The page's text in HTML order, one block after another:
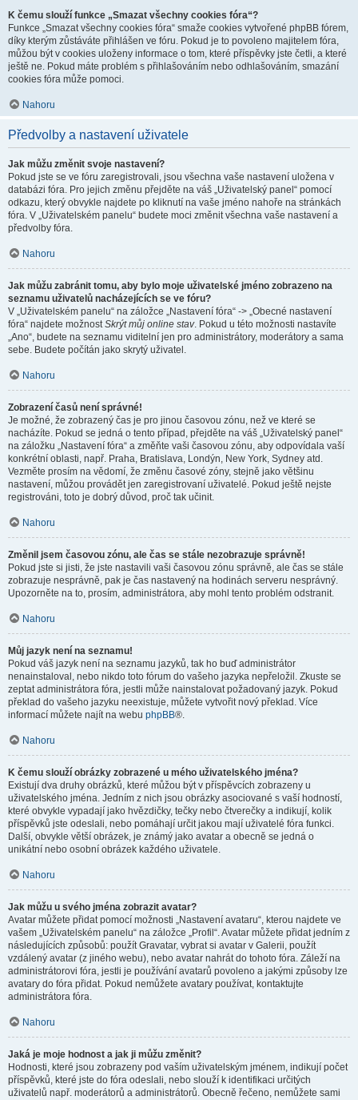
K čemu slouží funkce „Smazat všechny cookies fóra“?
Funkce „Smazat všechny cookies fóra“ smaže cookies vytvořené phpBB fórem,
díky kterým zůstáváte přihlášen ve fóru. Pokud je to povoleno majitelem fóra,
můžou být v cookies uloženy informace o tom, které příspěvky jste četli, a které
ještě ne. Pokud máte problém s přihlašováním nebo odhlašováním, smazání
cookies fóra může pomoci.
Nahoru
Předvolby a nastavení uživatele
Jak můžu změnit svoje nastavení?
Pokud jste se ve fóru zaregistrovali, jsou všechna vaše nastavení uložena v
databázi fóra. Pro jejich změnu přejděte na váš „Uživatelský panel“ pomocí
odkazu, který obvykle najdete po kliknutí na vaše jméno nahoře na stránkách
fóra. V „Uživatelském panelu“ budete moci změnit všechna vaše nastavení a
předvolby fóra.
Nahoru
Jak můžu zabránit tomu, aby bylo moje uživatelské jméno zobrazeno na
seznamu uživatelů nacházejících se ve fóru?
V „Uživatelském panelu“ na záložce „Nastavení fóra“ -> „Obecné nastavení
fóra“ najdete možnostSkrýt můj online stav. Pokud u této možnosti nastavíte
„Ano“, budete na seznamu viditelní jen pro administrátory, moderátory a sama
sebe. Budete počítán jako skrytý uživatel.
Nahoru
Zobrazení časů není správné!
Je možné, že zobrazený čas je pro jinou časovou zónu, než ve které se
nacházíte. Pokud se jedná o tento případ, přejděte na váš „Uživatelský panel“
na záložku „Nastavení fóra“ a změňte vaši časovou zónu, aby odpovídala vaší
konkrétní oblasti, např. Praha, Bratislava, Londýn, New York, Sydney atd.
Vezměte prosím na vědomí, že změnu časové zóny, stejně jako většinu
nastavení, můžou provádět jen zaregistrovaní uživatelé. Pokud ještě nejste
registrováni, toto je dobrý důvod, proč tak učinit.
Nahoru
Změnil jsem časovou zónu, ale čas se stále nezobrazuje správně!
Pokud jste si jisti, že jste nastavili vaši časovou zónu správně, ale čas se stále
zobrazuje nesprávně, pak je čas nastavený na hodinách serveru nesprávný.
Upozorněte na to, prosím, administrátora, aby mohl tento problém odstranit.
Nahoru
Můj jazyk není na seznamu!
Pokud váš jazyk není na seznamu jazyků, tak ho buď administrátor
nenainstaloval, nebo nikdo toto fórum do vašeho jazyka nepřeložil. Zkuste se
zeptat administrátora fóra, jestli může nainstalovat požadovaný jazyk. Pokud
překlad do vašeho jazyku neexistuje, můžete vytvořit nový překlad. Více
informací můžete najít na webu phpBB®.
Nahoru
K čemu slouží obrázky zobrazené u mého uživatelského jména?
Existují dva druhy obrázků, které můžou být v příspěvcích zobrazeny u
uživatelského jména. Jedním z nich jsou obrázky asociované s vaší hodností,
které obvykle vypadají jako hvězdičky, tečky nebo čtverečky a indikují, kolik
příspěvků jste odeslali, nebo pomáhají určit jakou mají uživatelé fóra funkci.
Další, obvykle větší obrázek, je známý jako avatar a obecně se jedná o
unikátní nebo osobní obrázek každého uživatele.
Nahoru
Jak můžu u svého jména zobrazit avatar?
Avatar můžete přidat pomocí možnosti „Nastavení avataru“, kterou najdete ve
vašem „Uživatelském panelu“ na záložce „Profil“. Avatar můžete přidat jedním z
následujících způsobů: použít Gravatar, vybrat si avatar v Galerii, použít
vzdálený avatar (z jiného webu), nebo avatar nahrát do tohoto fóra. Záleží na
administrátorovi fóra, jestli je používání avatarů povoleno a jakými způsoby lze
avatary do fóra přidat. Pokud nemůžete avatary používat, kontaktujte
administrátora fóra.
Nahoru
Jaká je moje hodnost a jak ji můžu změnit?
Hodnosti, které jsou zobrazeny pod vaším uživatelským jménem, indikují počet
příspěvků, které jste do fóra odeslali, nebo slouží k identifikaci určitých
uživatelů např. moderátorů a administrátorů. Obecně řečeno, nemůžete sami